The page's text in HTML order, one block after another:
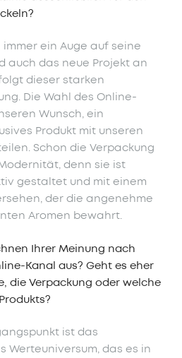
immer ein Auge auf seine
auch das neue Projekt an
dieser starken
Die Wahl des Online-
Wunsch, ein
Produkt mit unseren
Schon die Verpackung
denn sie ist
gestaltet und mit einem
der die angenehme
Aromen bewahrt.
Ihrer Meinung nach
Kanal aus? Geht es eher
die Verpackung oder welche
ist das
Werteuniversum, das es in